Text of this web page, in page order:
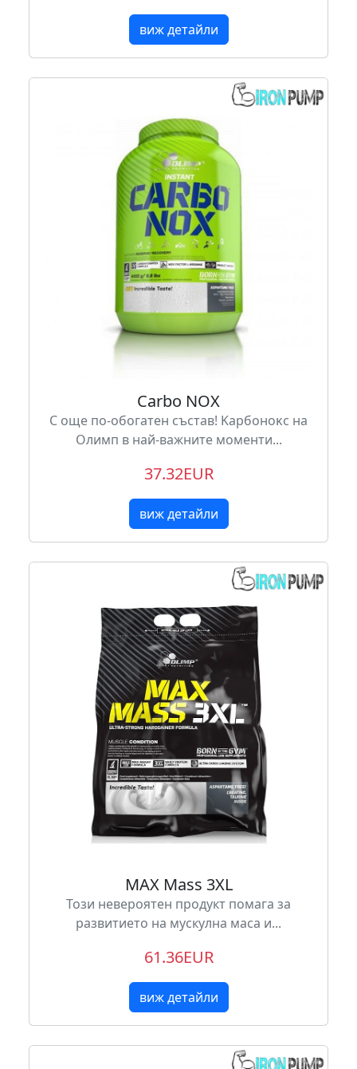
виж детайли
Carbo NOX
C oщe пo-oбoгaтeн cъcтaв! Kapбoнoĸc на
Олимп в нaй-вaжнитe мoмeнти...
37.32EUR
виж детайли
MAX Mass 3XL
Този невероятен продукт помага за
развитието на мускулна маса и...
61.36EUR
виж детайли